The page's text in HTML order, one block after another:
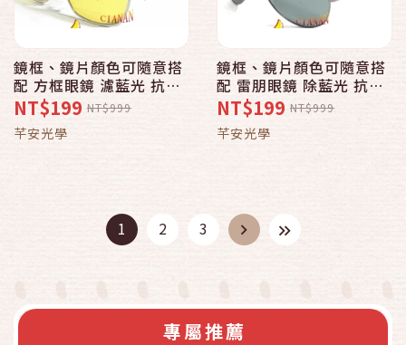
鏡框、鏡片顏色可隨意搭
配 方框眼鏡 濾藍光 抗反
射 寶麗來偏光太陽眼鏡
+UV400 520S
NT$199 NT$999
芊安光學
鏡框、鏡片顏色可隨意搭
配 雷朋眼鏡 除藍光 抗反
射 寶麗來偏光太陽眼鏡
+UV400 10177
NT$199 NT$999
芊安光學
1 2 3
專屬推薦